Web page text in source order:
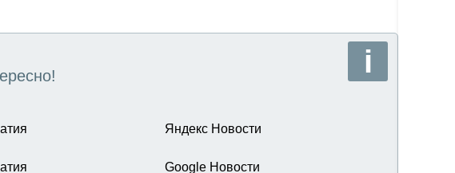
Яндекс Новости
Google Новости